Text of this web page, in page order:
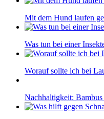
Mit dem Hund laufen
Was tun bei einer
Worauf sollte ich bei
Nachhaltigkeit: